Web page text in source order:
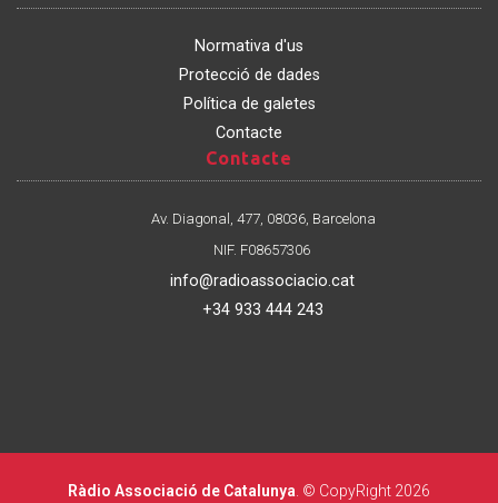
Normativa d'us
Protecció de dades
Política de galetes
Contacte
Contacte
Av. Diagonal, 477, 08036, Barcelona
NIF. F08657306
info@radioassociacio.cat
+34 933 444 243
Ràdio Associació de Catalunya . © CopyRight 2026